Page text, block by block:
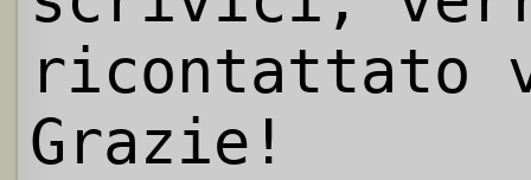
ricontattato
Grazie!